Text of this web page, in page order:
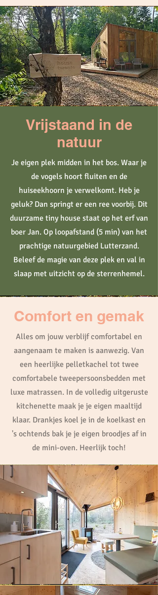
Vrijstaand in de
natuur
Je eigen plek midden in het bos. Waar je
de vogels hoort fluiten en de
huiseekhoorn je verwelkomt. Heb je
geluk? Dan springt er een ree voorbij. Dit
duurzame tiny house staat op het erf van
boer Jan. Op loopafstand (5 min) van het
prachtige natuurgebied Lutterzand.
Beleef de magie van deze plek en val in
slaap met uitzicht op de sterrenhemel.
Comfort en gemak
Alles om jouw verblijf comfortabel en
aangenaam te maken is aanwezig. Van
een heerlijke pelletkachel tot twee
comfortabele tweepersoonsbedden met
luxe matrassen. In de volledig uitgeruste
kitchenette maak je je eigen maaltijd
klaar. Drankjes koel je in de koelkast en
's ochtends bak je je eigen broodjes af in
de mini-oven. Heerlijk toch!